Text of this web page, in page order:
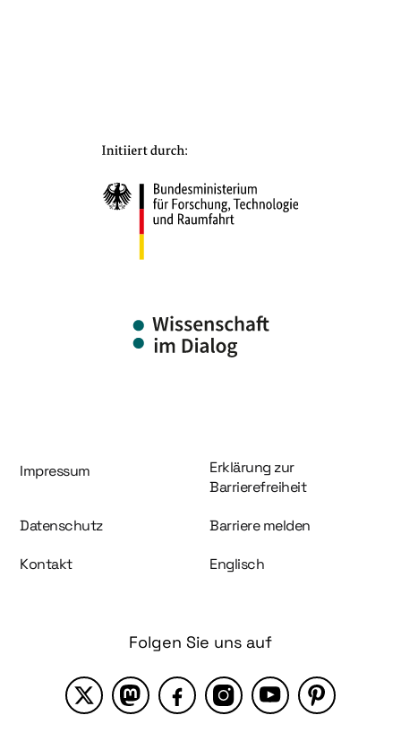
Information und Service
Impressum
Erklärung zur
Barrierefreiheit
Datenschutz Barriere melden
Kontakt Englisch
Folgen Sie uns auf